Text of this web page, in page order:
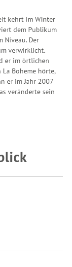
kehrt im Winter
dem Publikum
Niveau. Der
verwirklicht.
er im örtlichen
Boheme hörte,
er im Jahr 2007
veränderte sein